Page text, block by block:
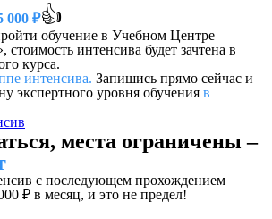
000 ₽👍
обучение в Учебном Центре
интенсива будет зачтена в
курса.
интенсива. Запишись прямо сейчас и
экспертного уровня обучения в
места ограничены –
с последующем прохождением
₽ в месяц, и это не предел!